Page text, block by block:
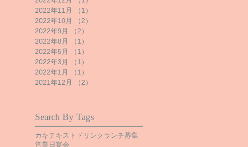
2022年11月
（1）
2022年10月
（2）
2022年9月
（2）
2022年8月
（1）
2022年5月
（1）
2022年3月
（1）
2022年1月
（1）
2021年12月
（2）
Search By Tags
カキテキスト ドリンクランチ募集
営業日宴会